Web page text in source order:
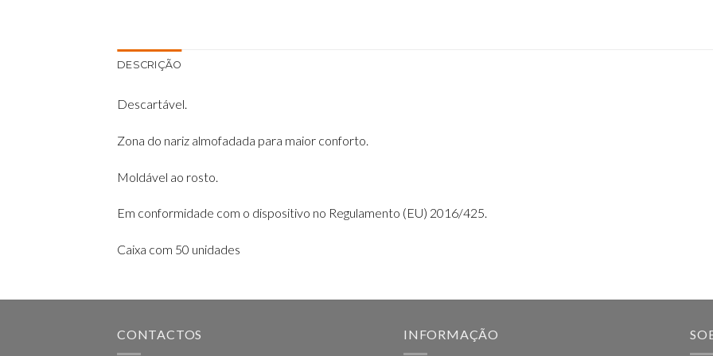
DESCRIÇÃO
Descartável​.
Zona do nariz almofadada para maior conforto​.
Moldável ao rosto
Em conformidade com o dispositivo no Regulamento (EU) 2016/425​.
Caixa com 50 unidades
CONTACTOS INFORMAÇÃO